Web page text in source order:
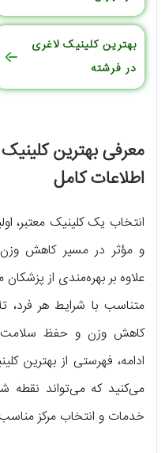
بهترین کلینیک لاغری
در فرشته
معرفی بهترین
اطلاعات کامل
انتخاب یک کلینیک معتبر،
و مؤثر در مسیر کاهش
علاوه بر بهره‌مندی از
متناسب با شرایط هر فرد،
کاهش وزن و حفظ سلامت
ادامه، فهرستی از بهترین
می‌کنید که می‌تواند نقطه
خدمات و انتخاب مرکز